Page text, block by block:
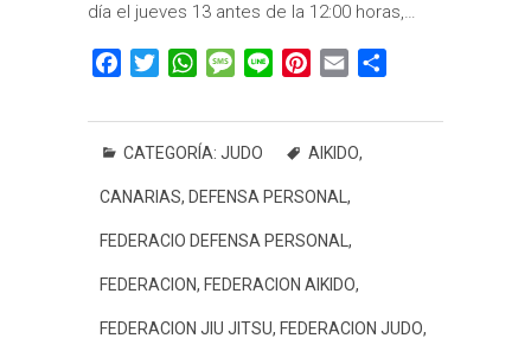
día el jueves 13 antes de la 12:00 horas,…
c
e
o
o
i
t
e
r
W
a
t
A
p
M
s
s
g
e
n
n
t
r
e
t
a
i
m
CATEGORÍA: JUDO AIKIDO,
CANARIAS, DEFENSA PERSONAL ,
FEDERACIO DEFENSA PERSONAL ,
FEDERACION, FEDERACION AIKIDO,
FEDERACION JIU JITSU, FEDERACION JUDO,